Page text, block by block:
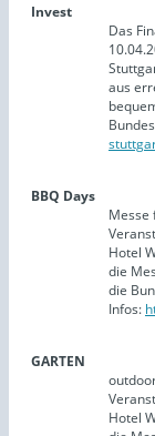
Invest
Das
aus
BBQ Days
Messe
Hotel
die
die
Infos:
GARTEN
Hotel